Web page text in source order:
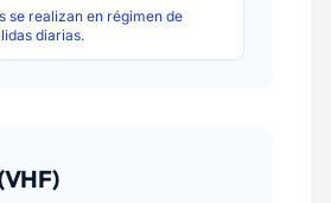
se realizan en régimen de
diarias.